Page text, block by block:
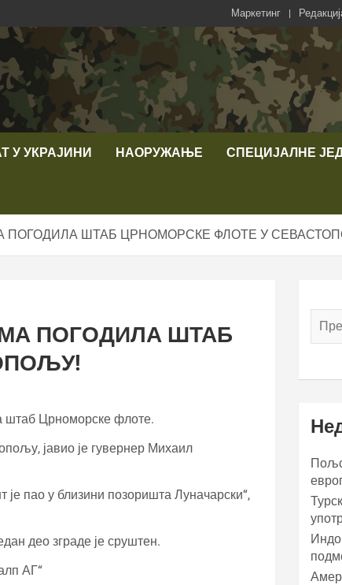
Маркетинг
У УКРАЈИНИ НАОРУЖАЊЕ СПЕЦИЈАЛНЕ
ПОГОДИЛА ШТАБ ЦРНОМОРСКЕ ФЛОТЕ У
ПОГОДИЛА ШТАБ
штаб Црноморске флоте.
јавио је гувернер Михаил
пао у близини позоришта Луначарски“,
део зграде је сруштен.
АГ“